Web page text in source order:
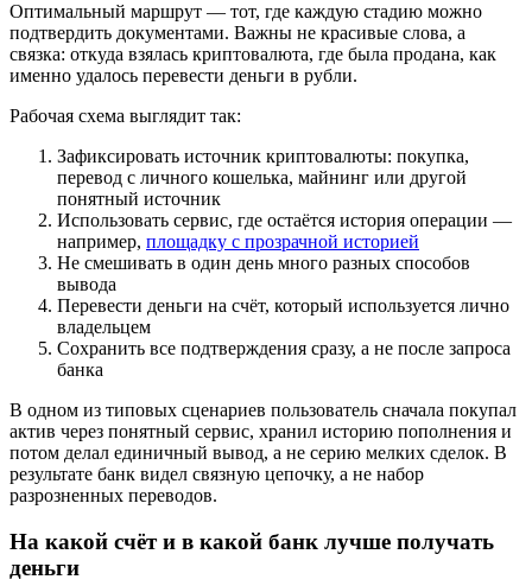
Оптимальный маршрут — тот, где каждую стадию можно
подтвердить документами. Важны не красивые слова, а
связка: откуда взялась криптовалюта, где была продана, как
именно удалось перевести деньги в рубли.
Рабочая схема выглядит так:
Зафиксировать источник криптовалюты: покупка,
перевод с личного кошелька, майнинг или другой
понятный источник
Использовать сервис, где остаётся история операции —
например, площадку с прозрачной историей
Не смешивать в один день много разных способов
вывода
Перевести деньги на счёт, который используется лично
владельцем
Сохранить все подтверждения сразу, а не после запроса
банка
В одном из типовых сценариев пользователь сначала покупал
актив через понятный сервис, хранил историю пополнения и
потом делал единичный вывод, а не серию мелких сделок. В
результате банк видел связную цепочку, а не набор
разрозненных переводов.
На какой счёт и в какой банк лучше получать
деньги